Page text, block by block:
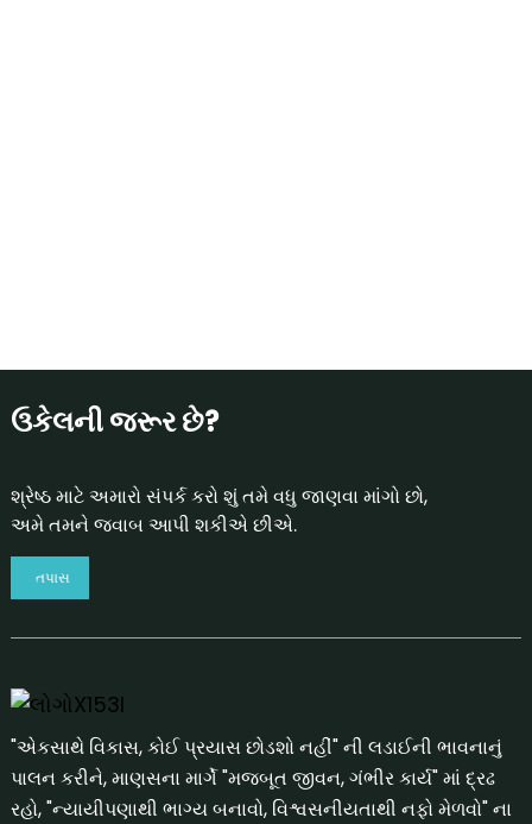
ઉકેલની જરૂર છે?
શ્રેષ્ઠ માટે અમારો સંપર્ક કરો શું તમે વધુ જાણવા માંગો છો,
અમે તમને જવાબ આપી શકીએ છીએ.
તપાસ
"એકસાથે વિકાસ, કોઈ પ્રયાસ છોડશો નહીં" ની લડાઈની ભાવનાનું
પાલન કરીને, માણસના માર્ગે "મજબૂત જીવન, ગંભીર કાર્ય" માં દ્રઢ
રહો, "ન્યાયીપણાથી ભાગ્ય બનાવો, વિશ્વસનીયતાથી નફો મેળવો" ના